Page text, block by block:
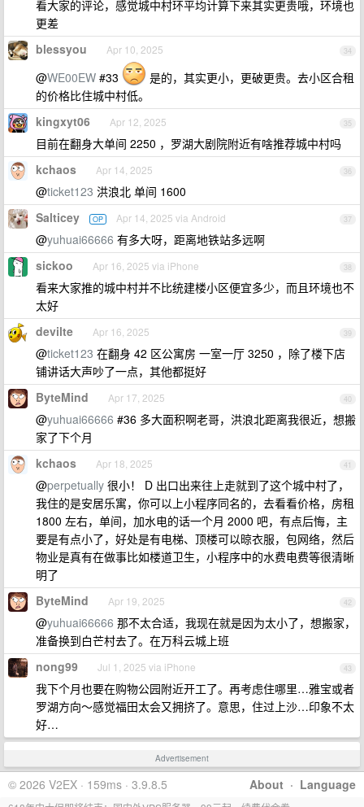
看大家的评论，感觉城中村环平均计算下来其实更贵哦，环境也
更差
34
blessyou Apr 10, 2025
@WE00EW #33
是的，其实更小，更破更贵。去小区合租
的价格比住城中村低。
35
kingxyt06 Apr 12, 2025
目前在翻身大单间 2250 ，罗湖大剧院附近有啥推荐城中村吗
36
kchaos Apr 14, 2025
@ticket123 洪浪北 单间 1600
37
Salticey OP Apr 14, 2025 via Android
@yuhuai66666 有多大呀，距离地铁站多远啊
38
sickoo Apr 16, 2025 via iPhone
看来大家推的城中村并不比统建楼小区便宜多少，而且环境也不
太好
39
devilte Apr 16, 2025
@ticket123 在翻身 42 区公寓房 一室一厅 3250 ，除了楼下店
铺讲话大声吵了一点，其他都挺好
40
ByteMind Apr 17, 2025
@yuhuai66666 #36 多大面积啊老哥，洪浪北距离我很近，想搬
家了下个月
41
kchaos Apr 18, 2025
@perpetually 很小！ D 出口出来往上走就到了这个城中村了，
我住的是安居乐寓，你可以上小程序同名的，去看看价格，房租
1800 左右，单间，加水电的话一个月 2000 吧，有点后悔，主
要是有点小了，好处是有电梯、顶楼可以晾衣服，包网络，然后
物业是真有在做事比如楼道卫生，小程序中的水费电费等很清晰
明了
42
ByteMind Apr 19, 2025
@yuhuai66666 那不太合适，我现在就是因为太小了，想搬家，
准备换到白芒村去了。在万科云城上班
43
nong99 Jul 1, 2025 via iPhone
我下个月也要在购物公园附近开工了。再考虑住哪里…雅宝或者
罗湖方向～感觉福田太会又拥挤了。意思，住过上沙…印象不太
好…
Advertisement
About · Language
© 2026 V2EX · 159ms · 3.9.8.5